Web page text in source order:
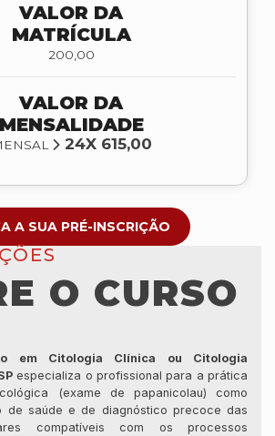
VALOR DA
MATRÍCULA
200,00
VALOR DA
MENSALIDADE
24X 615,00
A SUA PRÉ-INSCRIÇÃO
O CURSO
em Citologia Clínica ou Citologia
especializa o profissional para a prática
(exame de papanicolau) como
de saúde e de diagnóstico precoce das
compatíveis com os processos